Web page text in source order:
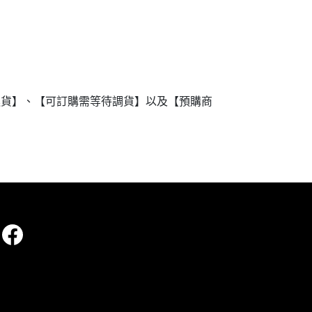
】、【可訂購需等待調貨】以及【預購商